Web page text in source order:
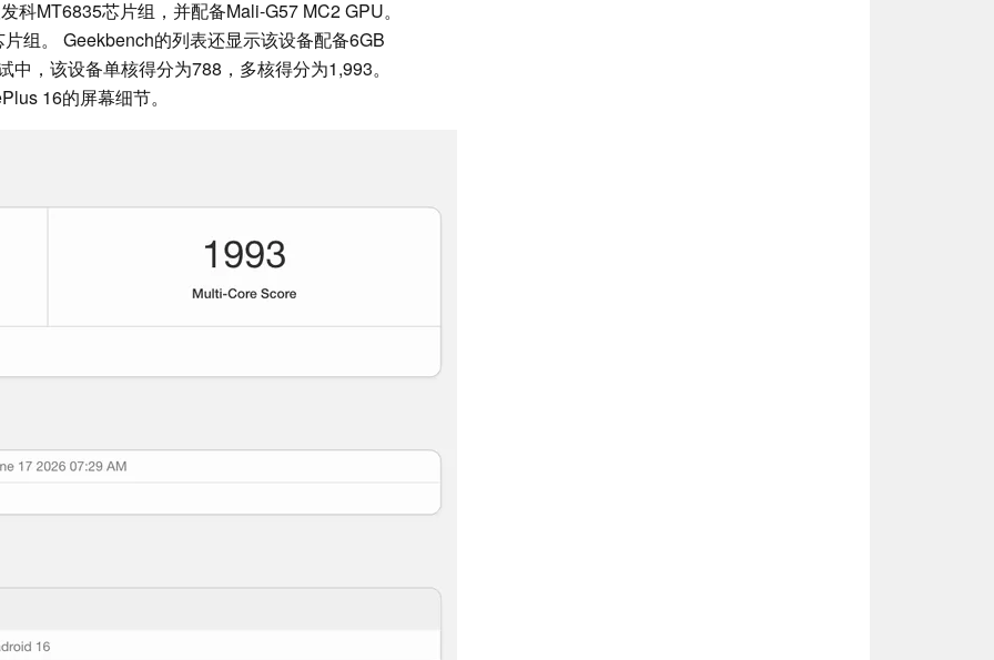
科MT6835芯片组，并配备Mali-G57 MC2 GPU。
组。 Geekbench的列表还显示该设备配备6GB
，该设备单核得分为788，多核得分为1,993。
16的屏幕细节。